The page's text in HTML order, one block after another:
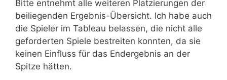
Bitte entnehmt alle weiteren Platzierungen der
beiliegenden Ergebnis-Übersicht. Ich habe auch
die Spieler im Tableau belassen, die nicht alle
geforderten Spiele bestreiten konnten, da sie
keinen Einfluss für das Endergebnis an der
Spitze hätten.